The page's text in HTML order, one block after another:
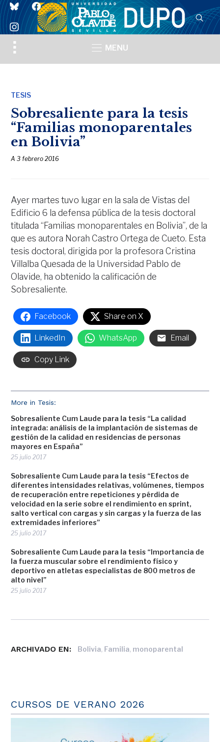
blueskyfacebook
instagram
Toggle
sidebar
MENU
TESIS
Sobresaliente para la tesis
“Familias monoparentales
en Bolivia”
A3 febrero 2016
More in Tesis:
Sobresaliente Cum Laude para la tesis “La calidad
integrada: análisis de la implantación de sistemas de
gestión de la calidad en residencias de personas
mayores en España”
25 julio 2017
Sobresaliente Cum Laude para la tesis “Efectos de
diferentes intensidades relativas, volúmenes, tiempos
de recuperación entre repeticiones y pérdida de
velocidad en la serie sobre el rendimiento en sprint,
salto vertical con cargas y sin cargas y la fuerza de las
extremidades inferiores”
25 julio 2017
Sobresaliente Cum Laude para la tesis “Importancia de
la fuerza muscular sobre el rendimiento físico y
deportivo en atletas especialistas de 800 metros de
alto nivel”
25 julio 2017
Ayer martes tuvo lugar en la sala de Vistas del
Edificio 6 la defensa pública de la tesis doctoral
titulada “Familias monoparentales en Bolivia”, de la
que es autora Norah Castro Ortega de Cueto. Esta
tesis doctoral, dirigida por la profesora Cristina
Villalba Quesada de la Universidad Pablo de
Olavide, ha obtenido la calificación de
Sobresaliente.
Facebook Share on X
LinkedIn WhatsApp Email
Copy Link
ARCHIVADO EN: Bolivia, Familia, monoparental
CURSOS DE VERANO 2026